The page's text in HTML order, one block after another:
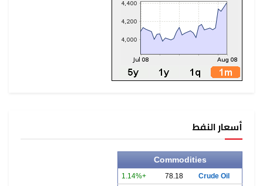
أسعار النفط
Commodities
Crude Oil
78.18
+1.14%